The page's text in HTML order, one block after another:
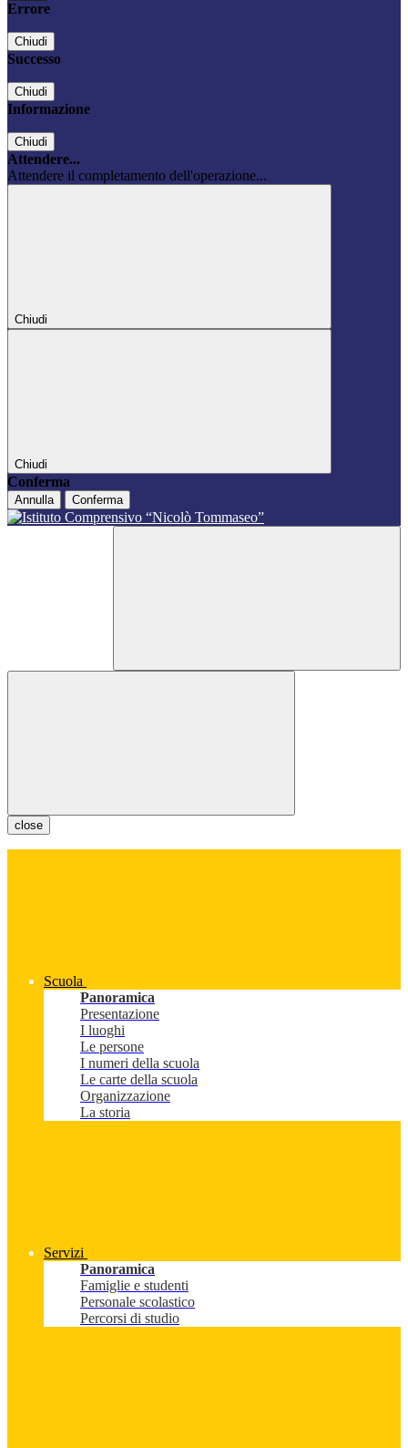
Errore
Chiudi
Successo
Chiudi
Informazione
Chiudi
Attendere...
Attendere il completamento dell'operazione...
Chiudi
Chiudi
Conferma
Annulla Conferma
close
Scuola
Panoramica
Presentazione
I luoghi
Le persone
I numeri della scuola
Le carte della scuola
Organizzazione
La storia
Servizi
Panoramica
Famiglie e studenti
Personale scolastico
Percorsi di studio